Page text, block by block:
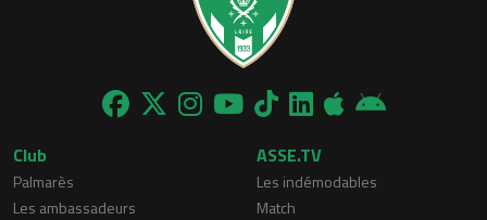
Club
Palmarès
Les ambassadeurs
ASSE.TV
Les indémodables
Match